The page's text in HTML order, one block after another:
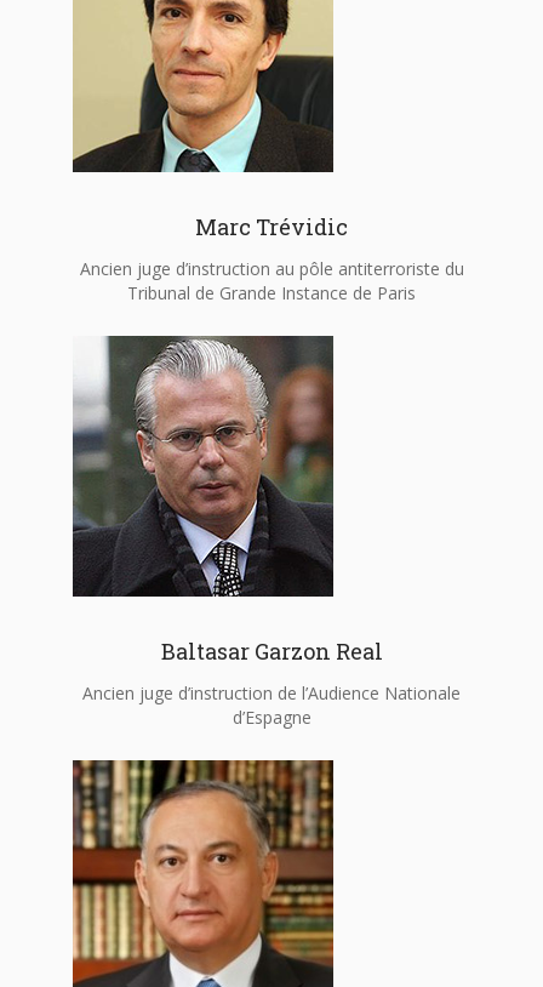
Marc Trévidic
Ancien juge d’instruction au pôle antiterroriste du
Tribunal de Grande Instance de Paris
Baltasar Garzon Real
Ancien juge d’instruction de l’Audience Nationale
d’Espagne